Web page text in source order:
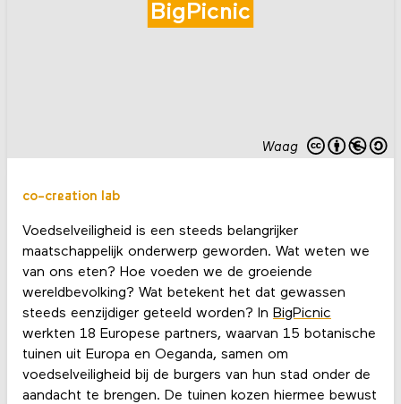
Waag
BigPicnic
co-creation lab
Voedselveiligheid is een steeds belangrijker
maatschappelijk onderwerp geworden. Wat weten we
van ons eten? Hoe voeden we de groeiende
wereldbevolking? Wat betekent het dat gewassen
steeds eenzijdiger geteeld worden? In BigPicnic
werkten 18 Europese partners, waarvan 15 botanische
tuinen uit Europa en Oeganda, samen om
voedselveiligheid bij de burgers van hun stad onder de
aandacht te brengen. De tuinen kozen hiermee bewust